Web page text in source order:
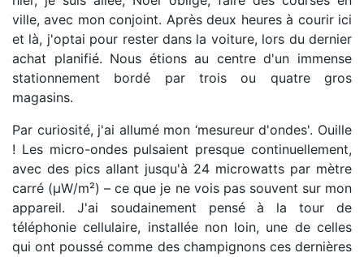
ville, avec mon conjoint. Après deux heures à courir ici
et là, j'optai pour rester dans la voiture, lors du dernier
achat planifié. Nous étions au centre d'un immense
stationnement bordé par trois ou quatre gros
magasins.
Par curiosité, j'ai allumé mon ‘mesureur d'ondes'. Ouille
! Les micro-ondes pulsaient presque continuellement,
avec des pics allant jusqu'à 24 microwatts par mètre
carré (µW/m²) – ce que je ne vois pas souvent sur mon
appareil. J'ai soudainement pensé à la tour de
téléphonie cellulaire, installée non loin, une de celles
qui ont poussé comme des champignons ces dernières